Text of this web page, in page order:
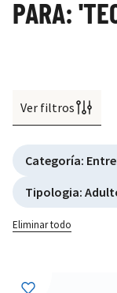
PARA:
Ver filtros
Active filtering
Categoría:
Tipologia:
Eliminar todo